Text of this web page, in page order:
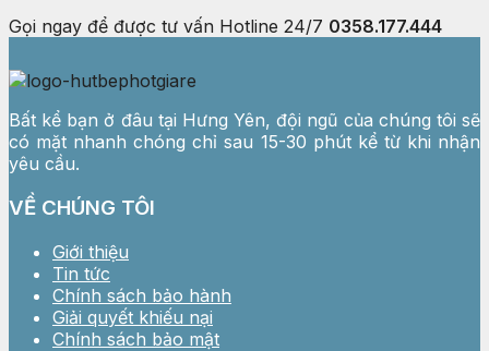
Gọi ngay để được tư vấn Hotline 24/7 0358.177.444
Bất kể bạn ở đâu tại Hưng Yên, đội ngũ của chúng tôi sẽ
có mặt nhanh chóng chỉ sau 15-30 phút kể từ khi nhận
yêu cầu.
VỀ CHÚNG TÔI
Giới thiệu
Tin tức
Chính sách bảo hành
Giải quyết khiếu nại
Chính sách bảo mật